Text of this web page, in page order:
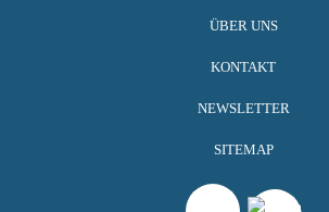
ÜBER UNS
KONTAKT
NEWSLETTER
SITEMAP